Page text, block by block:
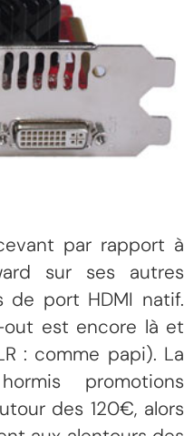
par rapport à
sur ses autres
de port HDMI natif.
out est encore là et
: comme papi). La
promotions
des 120€, alors